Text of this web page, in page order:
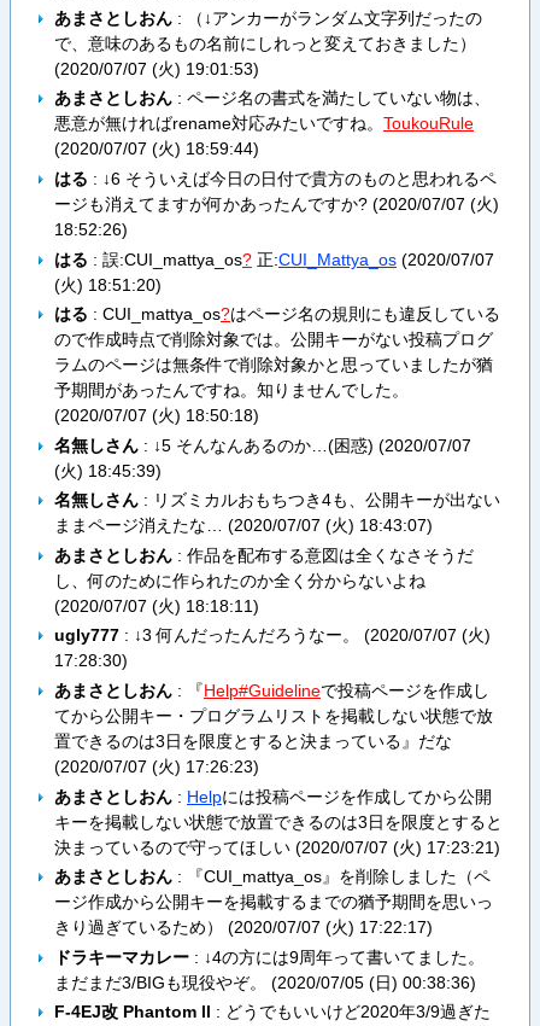
あまさとしおん: （↓アンカーがランダム文字列だったの
で、意味のあるもの名前にしれっと変えておきました）
(2020/07/07 (火) 19:01:53)
あまさとしおん: ページ名の書式を満たしていない物は、
悪意が無ければrename対応みたいですね。 ToukouRule
(2020/07/07 (火) 18:59:44)
はる : ↓6 そういえば今日の日付で貴方のものと思われるペ
ージも消えてますが何かあったんですか? (2020/07/07 (火)
18:52:26)
はる : 誤:CUI_mattya_os?正:CUI_Mattya_os(2020/07/07
(火) 18:51:20)
はる : CUI_mattya_os?はページ名の規則にも違反している
ので作成時点で削除対象では。公開キーがない投稿プログ
ラムのページは無条件で削除対象かと思っていましたが猶
予期間があったんですね。知りませんでした。
(2020/07/07 (火) 18:50:18)
名無しさん: ↓5 そんなんあるのか…(困惑) (2020/07/07
(火) 18:45:39)
名無しさん: リズミカルおもちつき4も、公開キーが出ない
ままページ消えたな… (2020/07/07 (火) 18:43:07)
あまさとしおん: 作品を配布する意図は全くなさそうだ
し、何のために作られたのか全く分からないよね
(2020/07/07 (火) 18:18:11)
ugly777: ↓3 何んだったんだろうなー。 (2020/07/07 (火)
17:28:30)
あまさとしおん: 『Help#Guidelineで投稿ページを作成し
てから公開キー・プログラムリストを掲載しない状態で放
置できるのは3日を限度とすると決まっている』だな
(2020/07/07 (火) 17:26:23)
あまさとしおん: Helpには投稿ページを作成してから公開
キーを掲載しない状態で放置できるのは3日を限度とすると
決まっているので守ってほしい (2020/07/07 (火) 17:23:21)
あまさとしおん: 『CUI_mattya_os』を削除しました（ペ
ージ作成から公開キーを掲載するまでの猶予期間を思いっ
きり過ぎているため） (2020/07/07 (火) 17:22:17)
ドラキーマカレー: ↓4の方には9周年って書いてました。
まだまだ3/BIGも現役やぞ。 (2020/07/05 (日) 00:38:36)
F-4EJ改 Phantom ll : どうでもいいけど2020年3/9過ぎた